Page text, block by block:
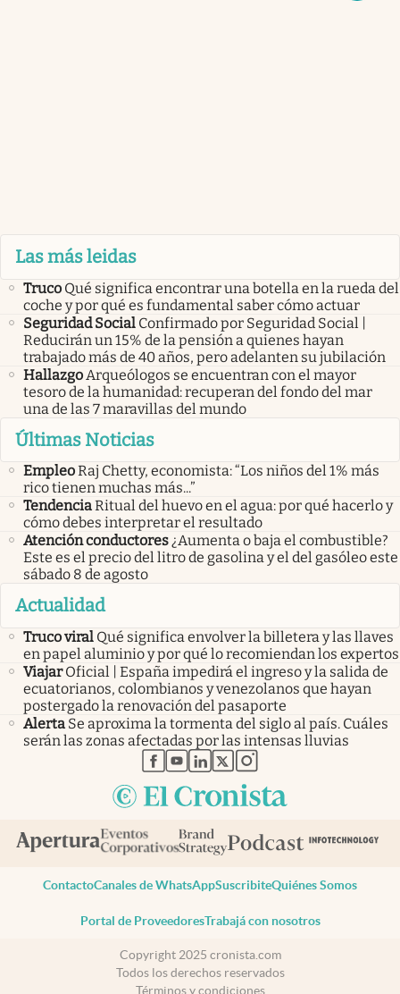
Las más leidas
Truco Qué significa encontrar una botella en la rueda del
coche y por qué es fundamental saber cómo actuar
Seguridad Social Confirmado por Seguridad Social |
Reducirán un 15% de la pensión a quienes hayan
trabajado más de 40 años, pero adelanten su jubilación
Hallazgo Arqueólogos se encuentran con el mayor
tesoro de la humanidad: recuperan del fondo del mar
una de las 7 maravillas del mundo
Últimas Noticias
EmpleoRaj Chetty, economista: “Los niños del 1% más
rico tienen muchas más...”
TendenciaRitual del huevo en el agua: por qué hacerlo y
cómo debes interpretar el resultado
Atención conductores¿Aumenta o baja el combustible?
Este es el precio del litro de gasolina y el del gasóleo este
sábado 8 de agosto
Actualidad
Truco viral Qué significa envolver la billetera y las llaves
en papel aluminio y por qué lo recomiendan los expertos
Viajar Oficial | España impedirá el ingreso y la salida de
ecuatorianos, colombianos y venezolanos que hayan
postergado la renovación del pasaporte
Alerta Se aproxima la tormenta del siglo al país. Cuáles
serán las zonas afectadas por las intensas lluvias
abre en nueva pestaña
abre en nueva pestaña
abre en nueva pestaña
abre en nueva pestaña
abre en nueva pestaña
ContactoCanales de WhatsAppSuscribiteQuiénes Somos
Portal de ProveedoresTrabajá con nosotros
Copyright 2025 cronista.com
Todos los derechos reservados
Términos y condiciones